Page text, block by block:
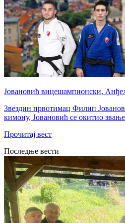
Јовановић вицешампионски,
Звездин првотимац Филип
кимону, Јовановић се окитио
Прочитај вест
Последње вести